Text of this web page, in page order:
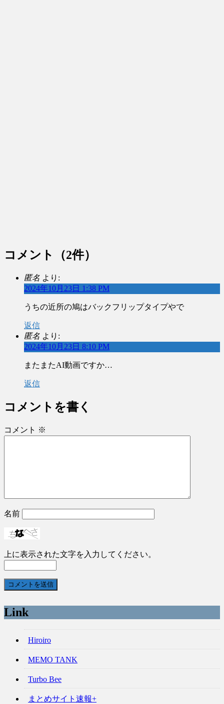
コメント （2件）
匿名 より:
2024年10月23日 1:38 PM
うちの近所の鳩はバックフリップタイプやで
返信
匿名 より:
2024年10月23日 8:10 PM
またまたAI動画ですか…
返信
コメントを書く
コメント ※
名前
上に表示された文字を入力してください。
Link
Hiroiro
MEMO TANK
Turbo Bee
まとめサイト速報+